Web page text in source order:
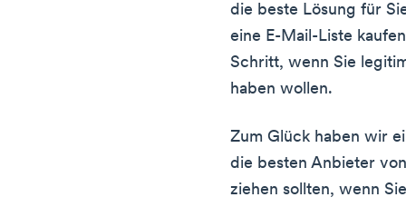
die beste Lösung für
eine E-Mail-Liste
Schritt, wenn Sie
haben wollen.
Zum Glück haben wir
die besten Anbieter
ziehen sollten, wenn